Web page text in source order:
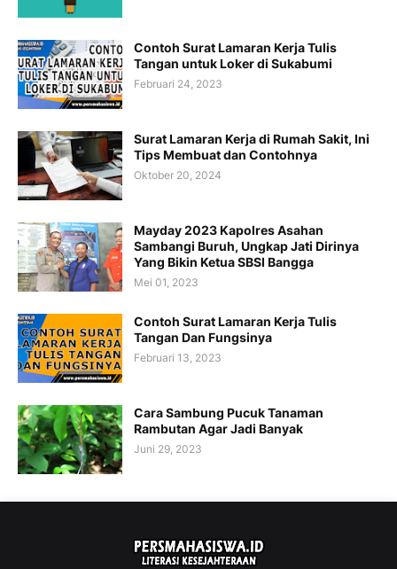
Contoh Surat Lamaran Kerja Tulis
Tangan untuk Loker di Sukabumi
Februari 24, 2023
Surat Lamaran Kerja di Rumah Sakit, Ini
Tips Membuat dan Contohnya
Oktober 20, 2024
Mayday 2023 Kapolres Asahan
Sambangi Buruh, Ungkap Jati Dirinya
Yang Bikin Ketua SBSI Bangga
Mei 01, 2023
Contoh Surat Lamaran Kerja Tulis
Tangan Dan Fungsinya
Februari 13, 2023
Cara Sambung Pucuk Tanaman
Rambutan Agar Jadi Banyak
Juni 29, 2023